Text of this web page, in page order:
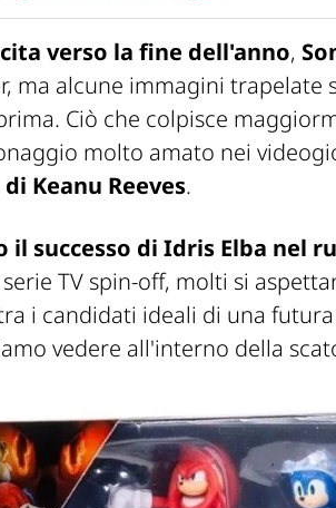
verso la fine dell'anno,
ma alcune immagini
Ciò che colpisce
molto amato nei
Keanu Reeves.
il successo di Idris Elba nel
TV spin-off, molti si
i candidati ideali di una
vedere all'interno della